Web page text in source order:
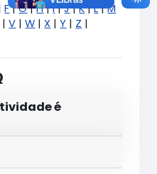
F|G|H|I|J|K|L|M
|V |W | X |Y | Z |
é